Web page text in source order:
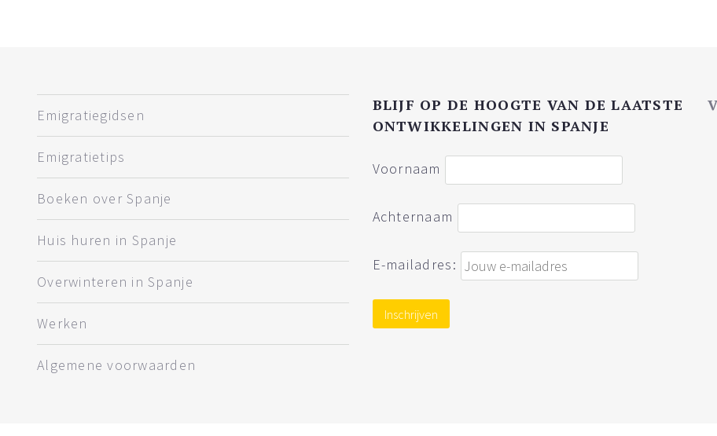
Emigratiegidsen
Emigratietips
Boeken over Spanje
Huis huren in Spanje
Overwinteren in Spanje
Werken
Algemene voorwaarden
BLIJF OP DE HOOGTE VAN DE LAATSTE
ONTWIKKELINGEN IN SPANJE
Voornaam
Achternaam
E-mailadres: